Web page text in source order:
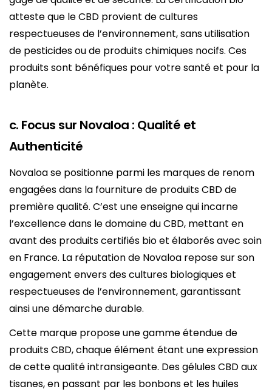
atteste que le CBD provient de cultures
respectueuses de l’environnement, sans utilisation
de pesticides ou de produits chimiques nocifs. Ces
produits sont bénéfiques pour votre santé et pour la
planète.
c. Focus sur Novaloa : Qualité et
Authenticité
Novaloa se positionne parmi les marques de renom
engagées dans la fourniture de produits CBD de
première qualité. C’est une enseigne qui incarne
l’excellence dans le domaine du CBD, mettant en
avant des produits certifiés bio et élaborés avec soin
en France. La réputation de Novaloa repose sur son
engagement envers des cultures biologiques et
respectueuses de l’environnement, garantissant
ainsi une démarche durable.
Cette marque propose une gamme étendue de
produits CBD, chaque élément étant une expression
de cette qualité intransigeante. Des gélules CBD aux
tisanes, en passant par les bonbons et les huiles